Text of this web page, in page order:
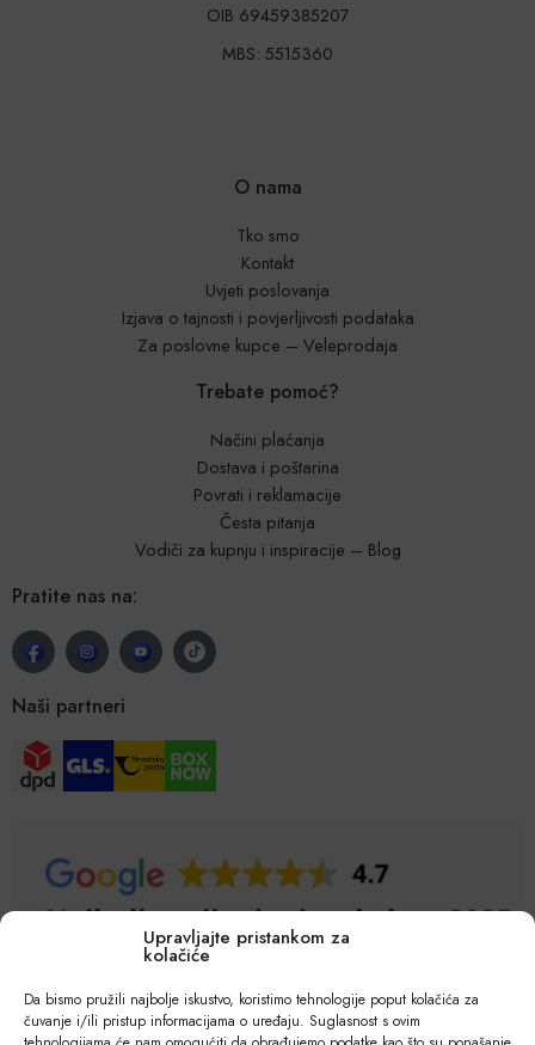
Upravljajte pristankom za
kolačiće
Da bismo pružili najbolje iskustvo, koristimo tehnologije poput kolačića za
čuvanje i/ili pristup informacijama o uređaju. Suglasnost s ovim
OIB 69459385207
MBS: 5515360
O nama
Tko smo
Kontakt
Uvjeti poslovanja
Izjava o tajnosti i povjerljivosti podataka
Za poslovne kupce – Veleprodaja
Trebate pomoć?
Načini plaćanja
Dostava i poštarina
Povrati i reklamacije
Česta pitanja
Vodiči za kupnju i inspiracije – Blog
Pratite nas na:
Naši partneri